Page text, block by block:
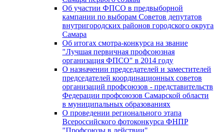
Об участии ФПСО в предвыборной
кампании по выборам Советов депутатов
внутригородских районов городского округа
Самара
Об итогах смотра-конкурса на звание
"Лучшая первичная профсоюзная
организация ФПСО" в 2014 году
О назначении председателей и заместителей
председателей координационных советов
организаций профсоюзов - представительств
Федерации профсоюзов Самарской области
в муниципальных образованиях
О проведении регионального этапа
Всероссийского фотоконкурса ФНПР
"Профсоюзы в действии"